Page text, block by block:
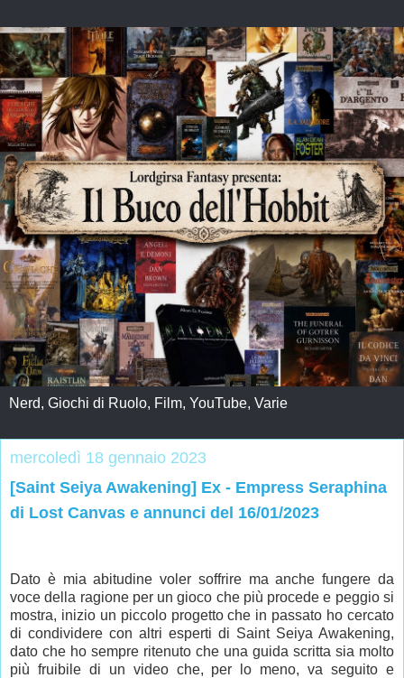
Nerd, Giochi di Ruolo, Film, YouTube, Varie
mercoledì 18 gennaio 2023
[Saint Seiya Awakening] Ex - Empress Seraphina
di Lost Canvas e annunci del 16/01/2023
Dato è mia abitudine voler soffrire ma anche fungere da
voce della ragione per un gioco che più procede e peggio si
mostra, inizio un piccolo progetto che in passato ho cercato
di condividere con altri esperti di Saint Seiya Awakening,
dato che ho sempre ritenuto che una guida scritta sia molto
più fruibile di un video che, per lo meno, va seguito e